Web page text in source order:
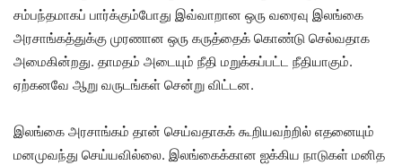
சம்பந்தமாகப் பார்க்கும்போது இவ்வாறான ஒரு வரைவு இலங்கை
அரசாங்கத்துக்கு முரணான ஒரு கருத்தைக் கொண்டு செல்வதாக
அமைகின்றது. தாமதம் அடையும் நீதி மறுக்கப்பட்ட நீதியாகும்.
ஏற்கனவே ஆறு வருடங்கள் சென்று விட்டன.
இலங்கை அரசாங்கம் தான் செய்வதாகக் கூறியவற்றில் எதனையும்
மனமுவந்து செய்யவில்லை. இலங்கைக்கான ஐக்கிய நாடுகள் மனித